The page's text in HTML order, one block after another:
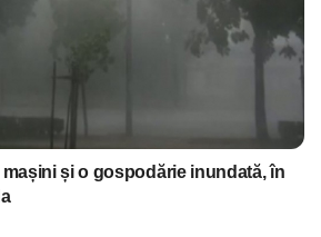
și o gospodărie inundată, în